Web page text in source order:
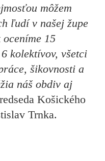
môžem
ľudí v našej župe
oceníme 15
kolektívov, všetci
šikovnosti a
náš obdiv aj
Košického
Trnka.